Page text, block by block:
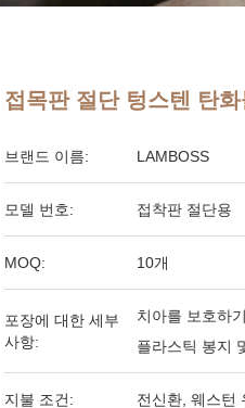
접목판 절단 텅스텐 탄
브랜드 이름: LAMBOSS
모델 번호: 접착판 절단용
MOQ: 10개
포장에 대한 세부
사항:
치아를 보호하
플라스틱 봉지
지불 조건: 전신환, 웨스턴